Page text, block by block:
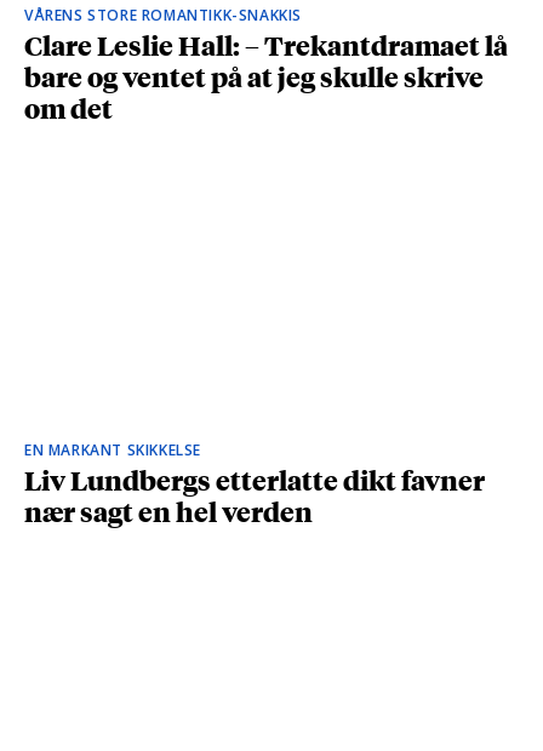
VÅRENS STORE ROMANTIKK-SNAKKIS
Clare Leslie Hall: – Trekantdramaet lå
bare og ventet på at jeg skulle skrive
om det
EN MARKANT SKIKKELSE
Liv Lundbergs etterlatte dikt favner
nær sagt en hel verden